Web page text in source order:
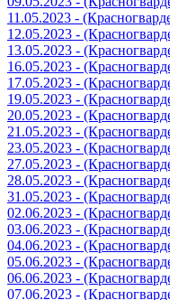
11.05.2023 -
12.05.2023 -
13.05.2023 -
16.05.2023 -
17.05.2023 -
19.05.2023 -
20.05.2023 -
21.05.2023 -
23.05.2023 -
27.05.2023 -
28.05.2023 -
31.05.2023 -
02.06.2023 -
03.06.2023 -
04.06.2023 -
05.06.2023 -
06.06.2023 -
07.06.2023 -